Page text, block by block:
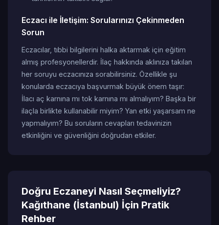
Eczacı ile İletişim: Sorularınızı Çekinmeden
Sorun
Eczacılar, tıbbi bilgilerini halka aktarmak için eğitim
almış profesyonellerdir. İlaç hakkında aklınıza takılan
her soruyu eczacınıza sorabilirsiniz. Özellikle şu
konularda eczacıya başvurmak büyük önem taşır:
İlacı aç karnına mı tok karnına mı almalıyım? Başka bir
ilaçla birlikte kullanabilir miyim? Yan etki yaşarsam ne
yapmalıyım? Bu soruların cevapları tedavinizin
etkinliğini ve güvenliğini doğrudan etkiler.
Doğru Eczaneyi Nasıl Seçmeliyiz?
Kağıthane (İstanbul) İçin Pratik
Rehber